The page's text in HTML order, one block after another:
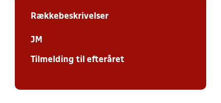
Rækkebeskrivelser
JM
Tilmelding til efteråret